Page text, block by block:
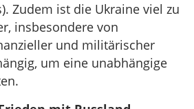
Zudem ist die Ukraine viel zu
insbesondere von
und militärischer
um eine unabhängige